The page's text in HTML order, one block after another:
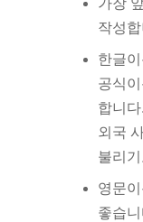
가장
작성
한글
공식
합니
외국
불리
영문
좋습